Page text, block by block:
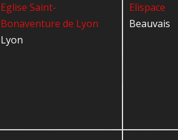
Eglise Saint-
Bonaventure de Lyon
Lyon
Elispace
Beauvais